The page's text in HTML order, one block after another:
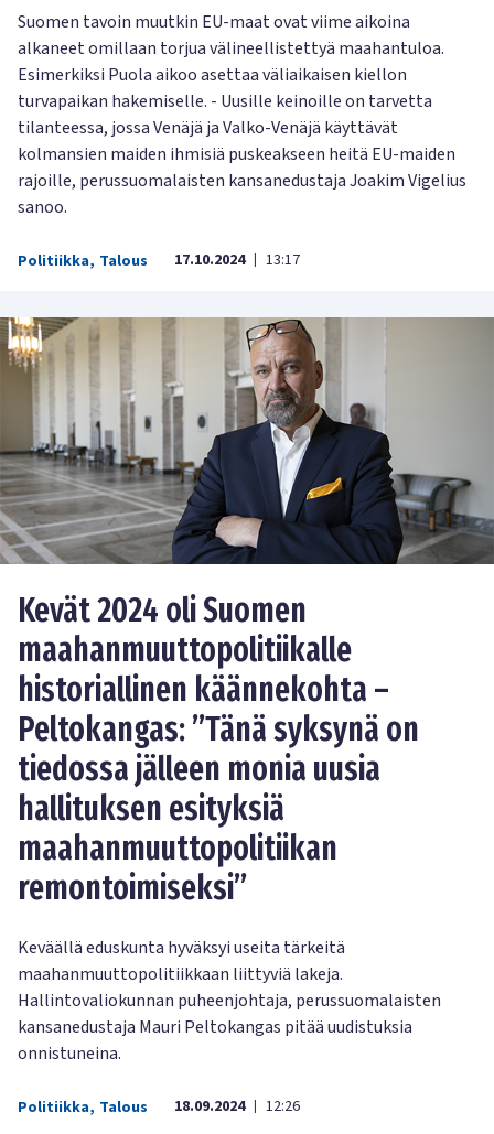
Suomen tavoin muutkin EU-maat ovat viime aikoina
alkaneet omillaan torjua välineellistettyä maahantuloa.
Esimerkiksi Puola aikoo asettaa väliaikaisen kiellon
turvapaikan hakemiselle. - Uusille keinoille on tarvetta
tilanteessa, jossa Venäjä ja Valko-Venäjä käyttävät
kolmansien maiden ihmisiä puskeakseen heitä EU-maiden
rajoille, perussuomalaisten kansanedustaja Joakim Vigelius
sanoo.
Politiikka, Talous 17.10.2024 | 13:17
Kevät 2024 oli Suomen
maahanmuuttopolitiikalle
historiallinen käännekohta –
Peltokangas: ”Tänä syksynä on
tiedossa jälleen monia uusia
hallituksen esityksiä
maahanmuuttopolitiikan
remontoimiseksi”
Keväällä eduskunta hyväksyi useita tärkeitä
maahanmuuttopolitiikkaan liittyviä lakeja.
Hallintovaliokunnan puheenjohtaja, perussuomalaisten
kansanedustaja Mauri Peltokangas pitää uudistuksia
onnistuneina.
Politiikka, Talous 18.09.2024 | 12:26